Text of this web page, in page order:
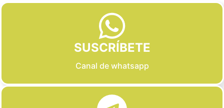
SUSCRÍBETE
Canal de whatsapp